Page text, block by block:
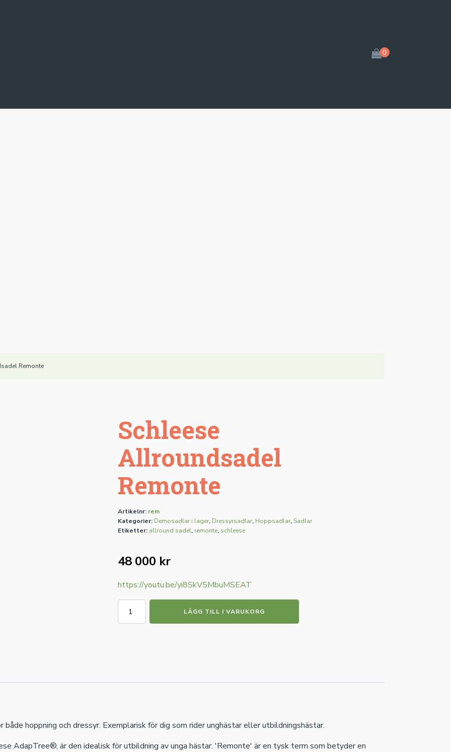
Remonte
Schleese
Allroundsadel
Remonte
Artikelnr: rem
Kategorier: Demosadlar i lager, Dressyrsadlar, Hoppsadlar, Sadlar
Etiketter: allround sadel, remonte, schleese
48 000 kr
https://youtu.be/yi8SkV5MbuMSEAT
Schleese
LÄGG TILL I VARUKORG
hoppning och dressyr. Exemplarisk för dig som rider unghästar eller utbildningshästar.
AdapTree®, är den idealisk för utbildning av unga hästar. 'Remonte' är en tysk term som betyder en